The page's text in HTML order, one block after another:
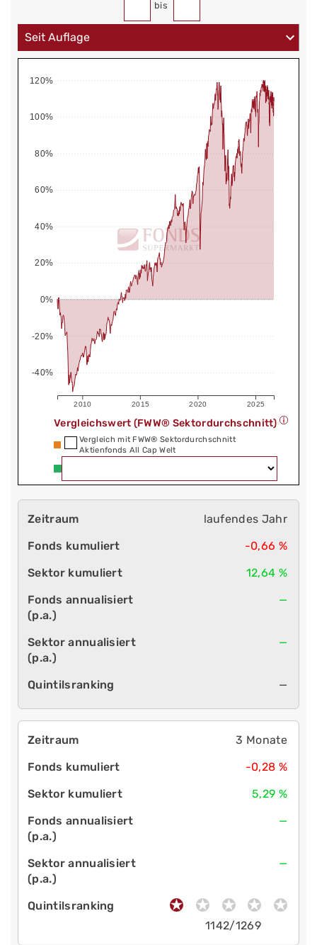
bis
2010 2015 2020 2025
-40%
-20%
0%
20%
40%
60%
80%
100%
120%
Vergleichswert (FWW® Sektordurchschnitt)
Vergleich mit FWW® Sektordurchschnitt
Aktienfonds All Cap Welt
laufendes Jahr
-0,66 %
12,64 %
—
—
—
3 Monate
-0,28 %
5,29 %
—
—
1142/1269